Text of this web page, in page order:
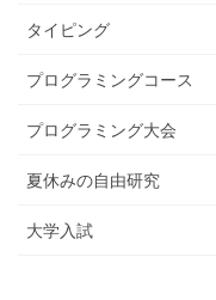
タイピング
プログラミングコース
プログラミング大会
夏休みの自由研究
大学入試